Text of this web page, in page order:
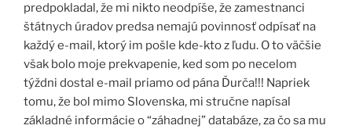
predpokladal, že mi nikto neodpíše, že zamestnanci
štátnych úradov predsa nemajú povinnosť odpísať na
každý e-mail, ktorý im pošle kde-kto z ľudu. O to väčšie
však bolo moje prekvapenie, ked som po necelom
týždni dostal e-mail priamo od pána Ďurča!!! Napriek
tomu, že bol mimo Slovenska, mi stručne napísal
základné informácie o “záhadnej” databáze, za čo sa mu